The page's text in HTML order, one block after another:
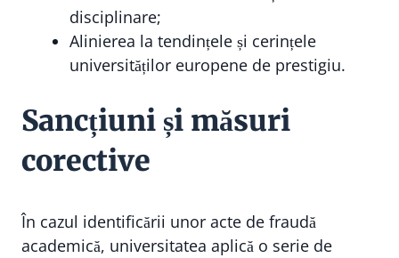
disciplinare;
Alinierea la tendințele și cerințele
universităților europene de prestigiu.
Sancțiuni și măsuri
corective
În cazul identificării unor acte de fraudă
academică, universitatea aplică o serie de